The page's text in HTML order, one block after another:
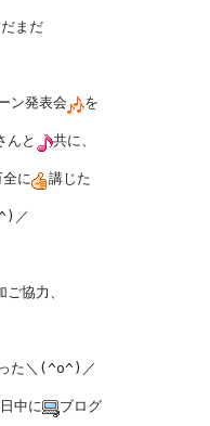
だまだ
ン発表会 を
んと 共に、
に 講じた
／
協力、
た＼(^o^)／
中に ブログ